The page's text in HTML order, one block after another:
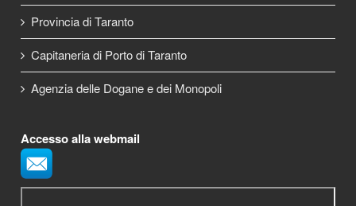
Provincia di Taranto
Capitaneria di Porto di Taranto
Agenzia delle Dogane e dei Monopoli
Accesso alla webmail